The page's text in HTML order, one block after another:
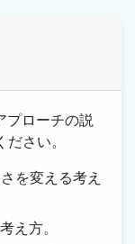
プローチの説
さい。
を変える考え
え方。